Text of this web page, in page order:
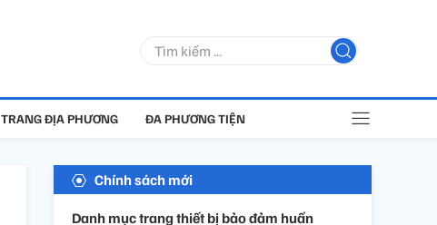
TRANG ĐỊA PHƯƠNG ĐA PHƯƠNG TIỆN
Chính sách mới
Danh mục trang thiết bị bảo đảm huấn